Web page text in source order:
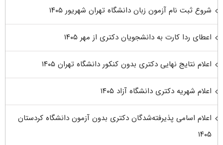
شروع ثبت نام آزمون زبان دانشگاه تهران شهریور ۱۴۰۵
اعطای ردا کارت به دانشجویان دکتری از مهر ۱۴۰۵
اعلام نتایج نهایی دکتری بدون کنکور دانشگاه تهران ۱۴۰۵
اعلام شهریه دکتری دانشگاه آزاد ۱۴۰۵
اعلام اسامی پذیرفته‌شدگان دکتری بدون آزمون دانشگاه کردستان
۱۴۰۵